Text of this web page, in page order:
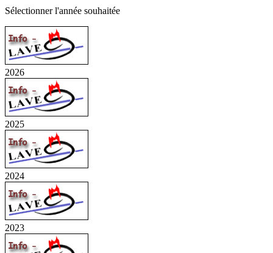
Sélectionner l'année souhaitée
2026
2025
2024
2023